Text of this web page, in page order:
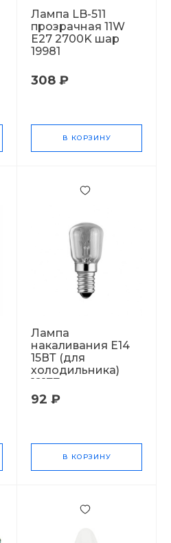
Лампа LB-511
прозрачная 11W
E27 2700K шар
19981
308 ₽
В КОРЗИНУ
Лампа
накаливания Е14
15ВТ (для
холодильника)
12177
92 ₽
В КОРЗИНУ